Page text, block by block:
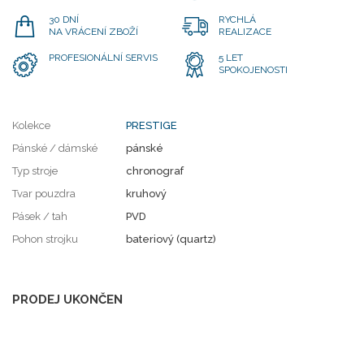
30 DNÍ
NA VRÁCENÍ ZBOŽÍ
RYCHLÁ
REALIZACE
PROFESIONÁLNÍ SERVIS
5 LET
SPOKOJENOSTI
Kolekce
PRESTIGE
Pánské / dámské
pánské
Typ stroje
chronograf
Tvar pouzdra
kruhový
Pásek / tah
PVD
Pohon strojku
bateriový (quartz)
PRODEJ UKONČEN